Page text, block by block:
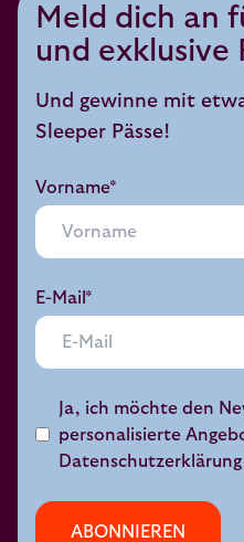
Meld dich an
und exklusive
Und gewinne mit
Sleeper Pässe!
Vorname*
E-Mail*
Ja, ich möchte den
personalisierte
Datenschutzerklärung
ABONNIEREN